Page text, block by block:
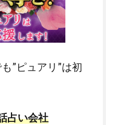
”ピュアリ”は初
占い会社